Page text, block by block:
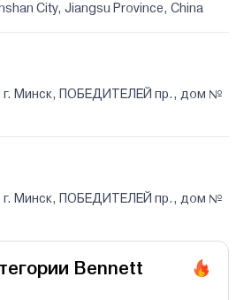
City, Jiangsu Province, China
г. Минск, ПОБЕДИТЕЛЕЙ пр., дом №
г. Минск, ПОБЕДИТЕЛЕЙ пр., дом №
Bennett